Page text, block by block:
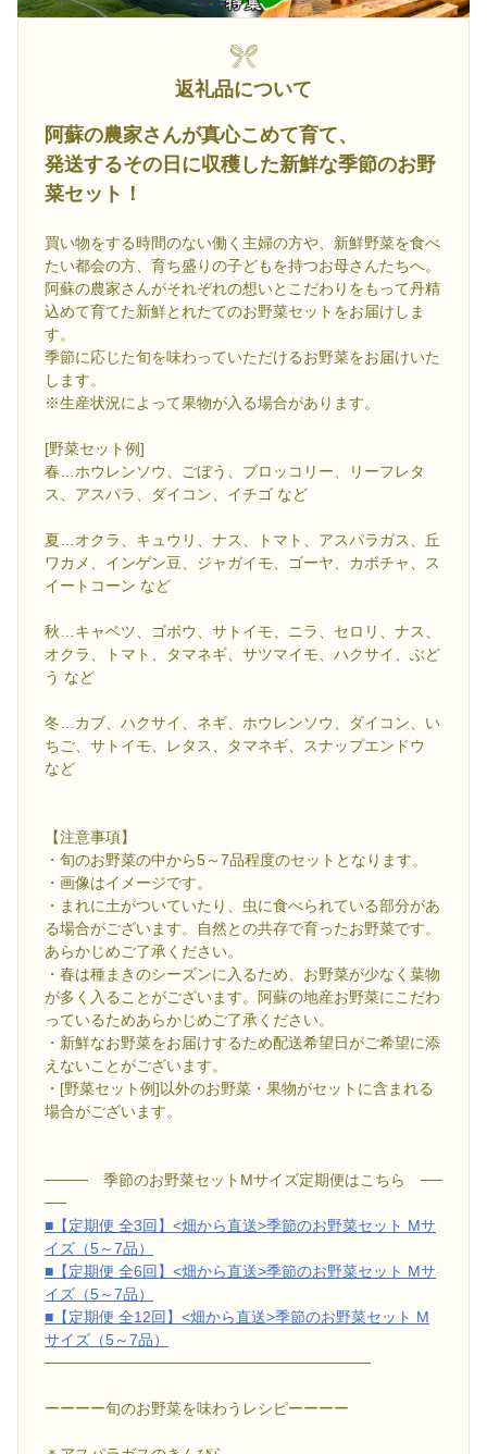
返礼品について
阿蘇の農家さんが真心こめて育て、
発送するその日に収穫した新鮮な季節のお野
菜セット！
買い物をする時間のない働く主婦の方や、新鮮野菜を食べ
たい都会の方、育ち盛りの子どもを持つお母さんたちへ。
阿蘇の農家さんがそれぞれの想いとこだわりをもって丹精
込めて育てた新鮮とれたてのお野菜セットをお届けしま
す。
季節に応じた旬を味わっていただけるお野菜をお届けいた
します。
※生産状況によって果物が入る場合があります。
[野菜セット例]
春…ホウレンソウ、ごぼう、ブロッコリー、リーフレタ
ス、アスパラ、ダイコン、イチゴ など
夏…オクラ、キュウリ、ナス、トマト、アスパラガス、丘
ワカメ、インゲン豆、ジャガイモ、ゴーヤ、カボチャ、ス
イートコーン など
秋…キャベツ、ゴボウ、サトイモ、ニラ、セロリ、ナス、
オクラ、トマト、タマネギ、サツマイモ、ハクサイ、ぶど
う など
冬…カブ、ハクサイ、ネギ、ホウレンソウ、ダイコン、い
ちご、サトイモ、レタス、タマネギ、スナップエンドウ
など
【注意事項】
・旬のお野菜の中から5～7品程度のセットとなります。
・画像はイメージです。
・まれに土がついていたり、虫に食べられている部分があ
る場合がございます。自然との共存で育ったお野菜です。
あらかじめご了承ください。
・春は種まきのシーズンに入るため、お野菜が少なく葉物
が多く入ることがございます。阿蘇の地産お野菜にこだわ
っているためあらかじめご了承ください。
・新鮮なお野菜をお届けするため配送希望日がご希望に添
えないことがございます。
・[野菜セット例]以外のお野菜・果物がセットに含まれる
場合がございます。
──── 季節のお野菜セットMサイズ定期便はこちら ──
──
■【定期便 全3回】<畑から直送>季節のお野菜セット Mサ
イズ（5～7品）
■【定期便 全6回】<畑から直送>季節のお野菜セット Mサ
イズ（5～7品）
■【定期便 全12回】<畑から直送>季節のお野菜セット M
サイズ（5～7品）
──────────────────────────────
ーーーー旬のお野菜を味わうレシピーーーー